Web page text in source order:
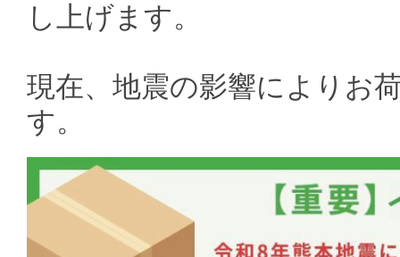
し上げます。
現在、地震の影響によりお
す。